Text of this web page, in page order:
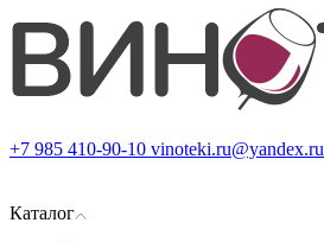
+7 985 410-90-10 vinoteki.ru@yandex.ru
Каталог